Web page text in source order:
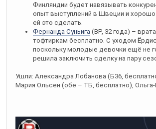
Финляндии будет навязывать
опыт выступлений в Швеции и
ей это сделать.
Фернанда Суньига (ВР, 32 года) –
тофтиркам бесплатно. С уходом
поскольку молодые девочки ещё не
решила заключить сделку на пару
Ушли: Александра Лобанова (Б36,
Мария Ольсен (обе – ТБ, бесплатно),